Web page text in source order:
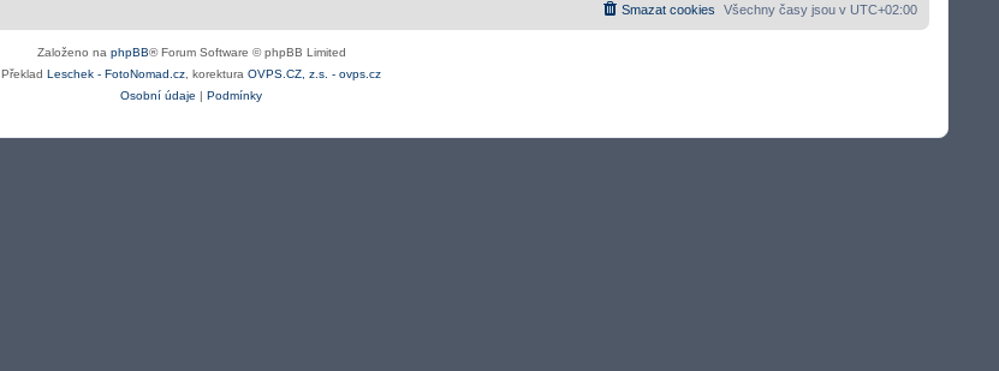
Všechny časy jsou v UTC+02:00
Smazat cookies
Založeno na phpBB® Forum Software © phpBB Limited
Překlad Leschek - FotoNomad.cz , korektura OVPS.CZ, z.s. - ovps.cz
Osobní údaje | Podmínky